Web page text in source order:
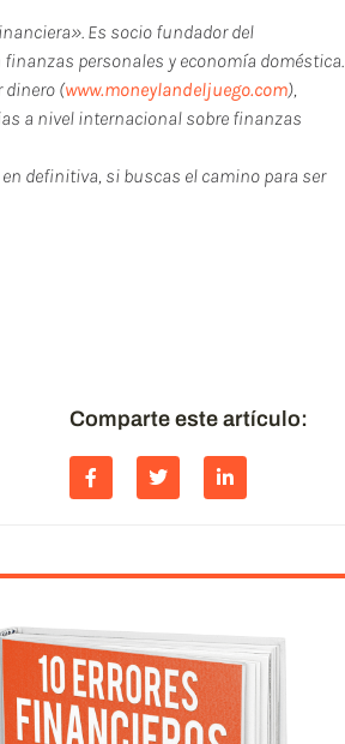
Es socio fundador del
personales y economía doméstica.
dinero (www.moneylandeljuego.com),
a nivel internacional sobre finanzas
definitiva, si buscas el camino para ser
Comparte este artículo: